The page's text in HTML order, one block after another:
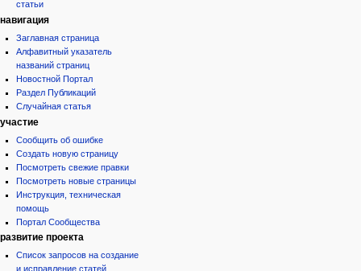
статьи
навигация
Заглавная страница
Алфавитный указатель
названий страниц
Новостной Портал
Раздел Публикаций
Случайная статья
участие
Сообщить об ошибке
Создать новую страницу
Посмотреть свежие правки
Посмотреть новые страницы
Инструкция, техническая
помощь
Портал Сообщества
развитие проекта
Список запросов на создание
и исправление статей